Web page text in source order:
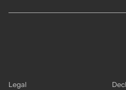
Legal